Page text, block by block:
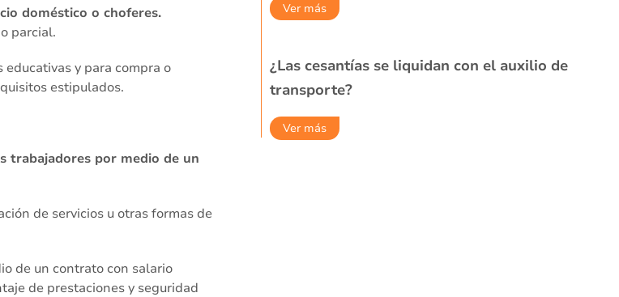
Ver más
¿Las cesantías se liquidan con el auxilio de
transporte?
Ver más
doméstico o choferes.
parcial.
y para compra o
estipulados.
trabajadores por medio de un
de servicios u otras formas de
de un contrato con salario
de prestaciones y seguridad